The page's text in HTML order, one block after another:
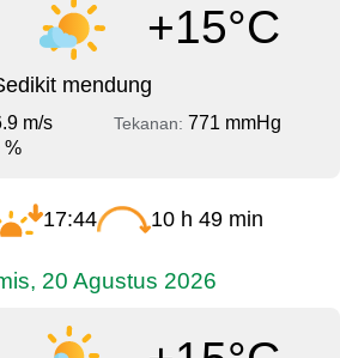
+15°C
mendung
m/s Tekanan: 771 mmHg
%
17:44 10 h 49 min
20 Agustus 2026